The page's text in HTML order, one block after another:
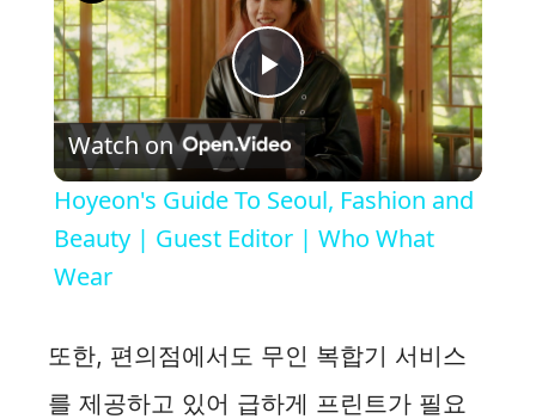
P
a
V
Watch on
Hoyeon's Guide To Seoul, Fashion and
Beauty | Guest Editor | Who What
Wear
또한, 편의점에서도 무인 복합기 서비스
를 제공하고 있어 급하게 프린트가 필요